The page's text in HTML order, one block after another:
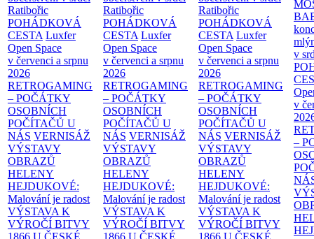
Ratibořic
POHÁDKOVÁ
CESTA Luxfer
Open Space
v červenci a srpnu
2026
RETROGAMING
– POČÁTKY
OSOBNÍCH
POČÍTAČŮ U
NÁS VERNISÁŽ
VÝSTAVY
OBRAZŮ
HELENY
HEJDUKOVÉ:
Malování je radost
VÝSTAVA K
VÝROČÍ BITVY
Ratibořic
POHÁDKOVÁ
CESTA Luxfer
Open Space
v červenci a srpnu
2026
RETROGAMING
– POČÁTKY
OSOBNÍCH
POČÍTAČŮ U
NÁS VERNISÁŽ
VÝSTAVY
OBRAZŮ
HELENY
HEJDUKOVÉ:
Malování je radost
VÝSTAVA K
VÝROČÍ BITVY
Ratibořic
POHÁDKOVÁ
CESTA Luxfer
Open Space
v červenci a srpnu
2026
RETROGAMING
– POČÁTKY
OSOBNÍCH
POČÍTAČŮ U
NÁS VERNISÁŽ
VÝSTAVY
OBRAZŮ
HELENY
HEJDUKOVÉ:
Malování je radost
VÝSTAVA K
VÝROČÍ BITVY
v
v
–